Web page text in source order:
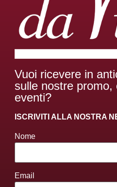
Vuoi ricevere in
sulle nostre promo,
eventi?
ISCRIVITI ALLA NOSTRA
Nome
Email